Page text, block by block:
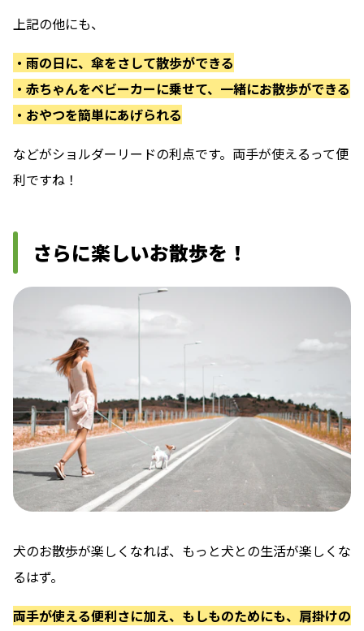
上記の他にも、
・雨の日に、傘をさして散歩ができる
・赤ちゃんをベビーカーに乗せて、一緒にお散歩ができる
・おやつを簡単にあげられる
などがショルダーリードの利点です。両手が使えるって便
利ですね！
さらに楽しいお散歩を！
犬のお散歩が楽しくなれば、もっと犬との生活が楽しくな
るはず。
両手が使える便利さに加え、もしものためにも、肩掛けの